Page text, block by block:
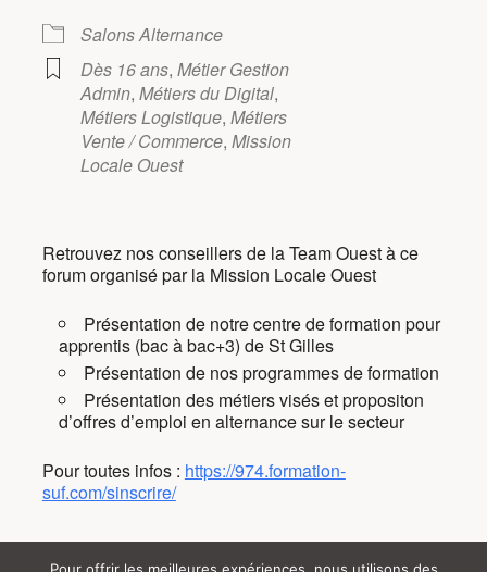
Salons Alternance
Dès 16 ans, Métier Gestion
Admin, Métiers du Digital,
Métiers Logistique, Métiers
Vente / Commerce, Mission
Locale Ouest
Retrouvez nos conseillers de la Team Ouest à ce
forum organisé par la Mission Locale Ouest
Présentation de notre centre de formation pour
apprentis (bac à bac+3) de St Gilles
Présentation de nos programmes de formation
Présentation des métiers visés et propositon
d’offres d’emploi en alternance sur le secteur
Pour toutes infos : https://974.formation-
suf.com/sinscrire/